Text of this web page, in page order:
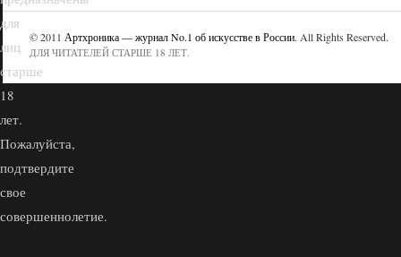
© 2011 Артхроника — журнал No.1 об искусстве в России. All Rights Reserved.
ДЛЯ ЧИТАТЕЛЕЙ СТАРШЕ 18 ЛЕТ.
для
лиц
старше
18
лет.
Пожалуйста,
подтвердите
свое
совершеннолетие.